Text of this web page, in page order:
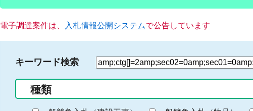
電子調達案件は、 入札情報公開システムで公告しています
キーワード検索
検
る
種類